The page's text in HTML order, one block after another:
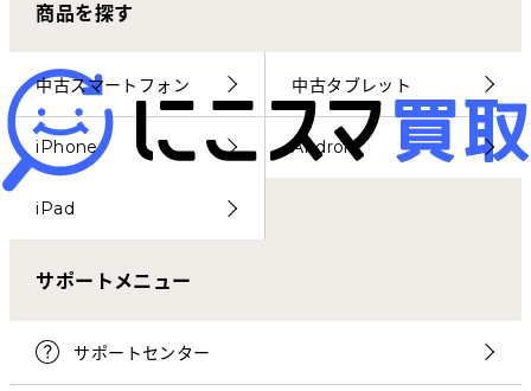
にこスマ通信
マイページ
商品を探す
中古スマートフォン 中古タブレット
iPhone Android
iPad
サポートメニュー
サポートセンター